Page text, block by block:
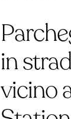
in
vicino